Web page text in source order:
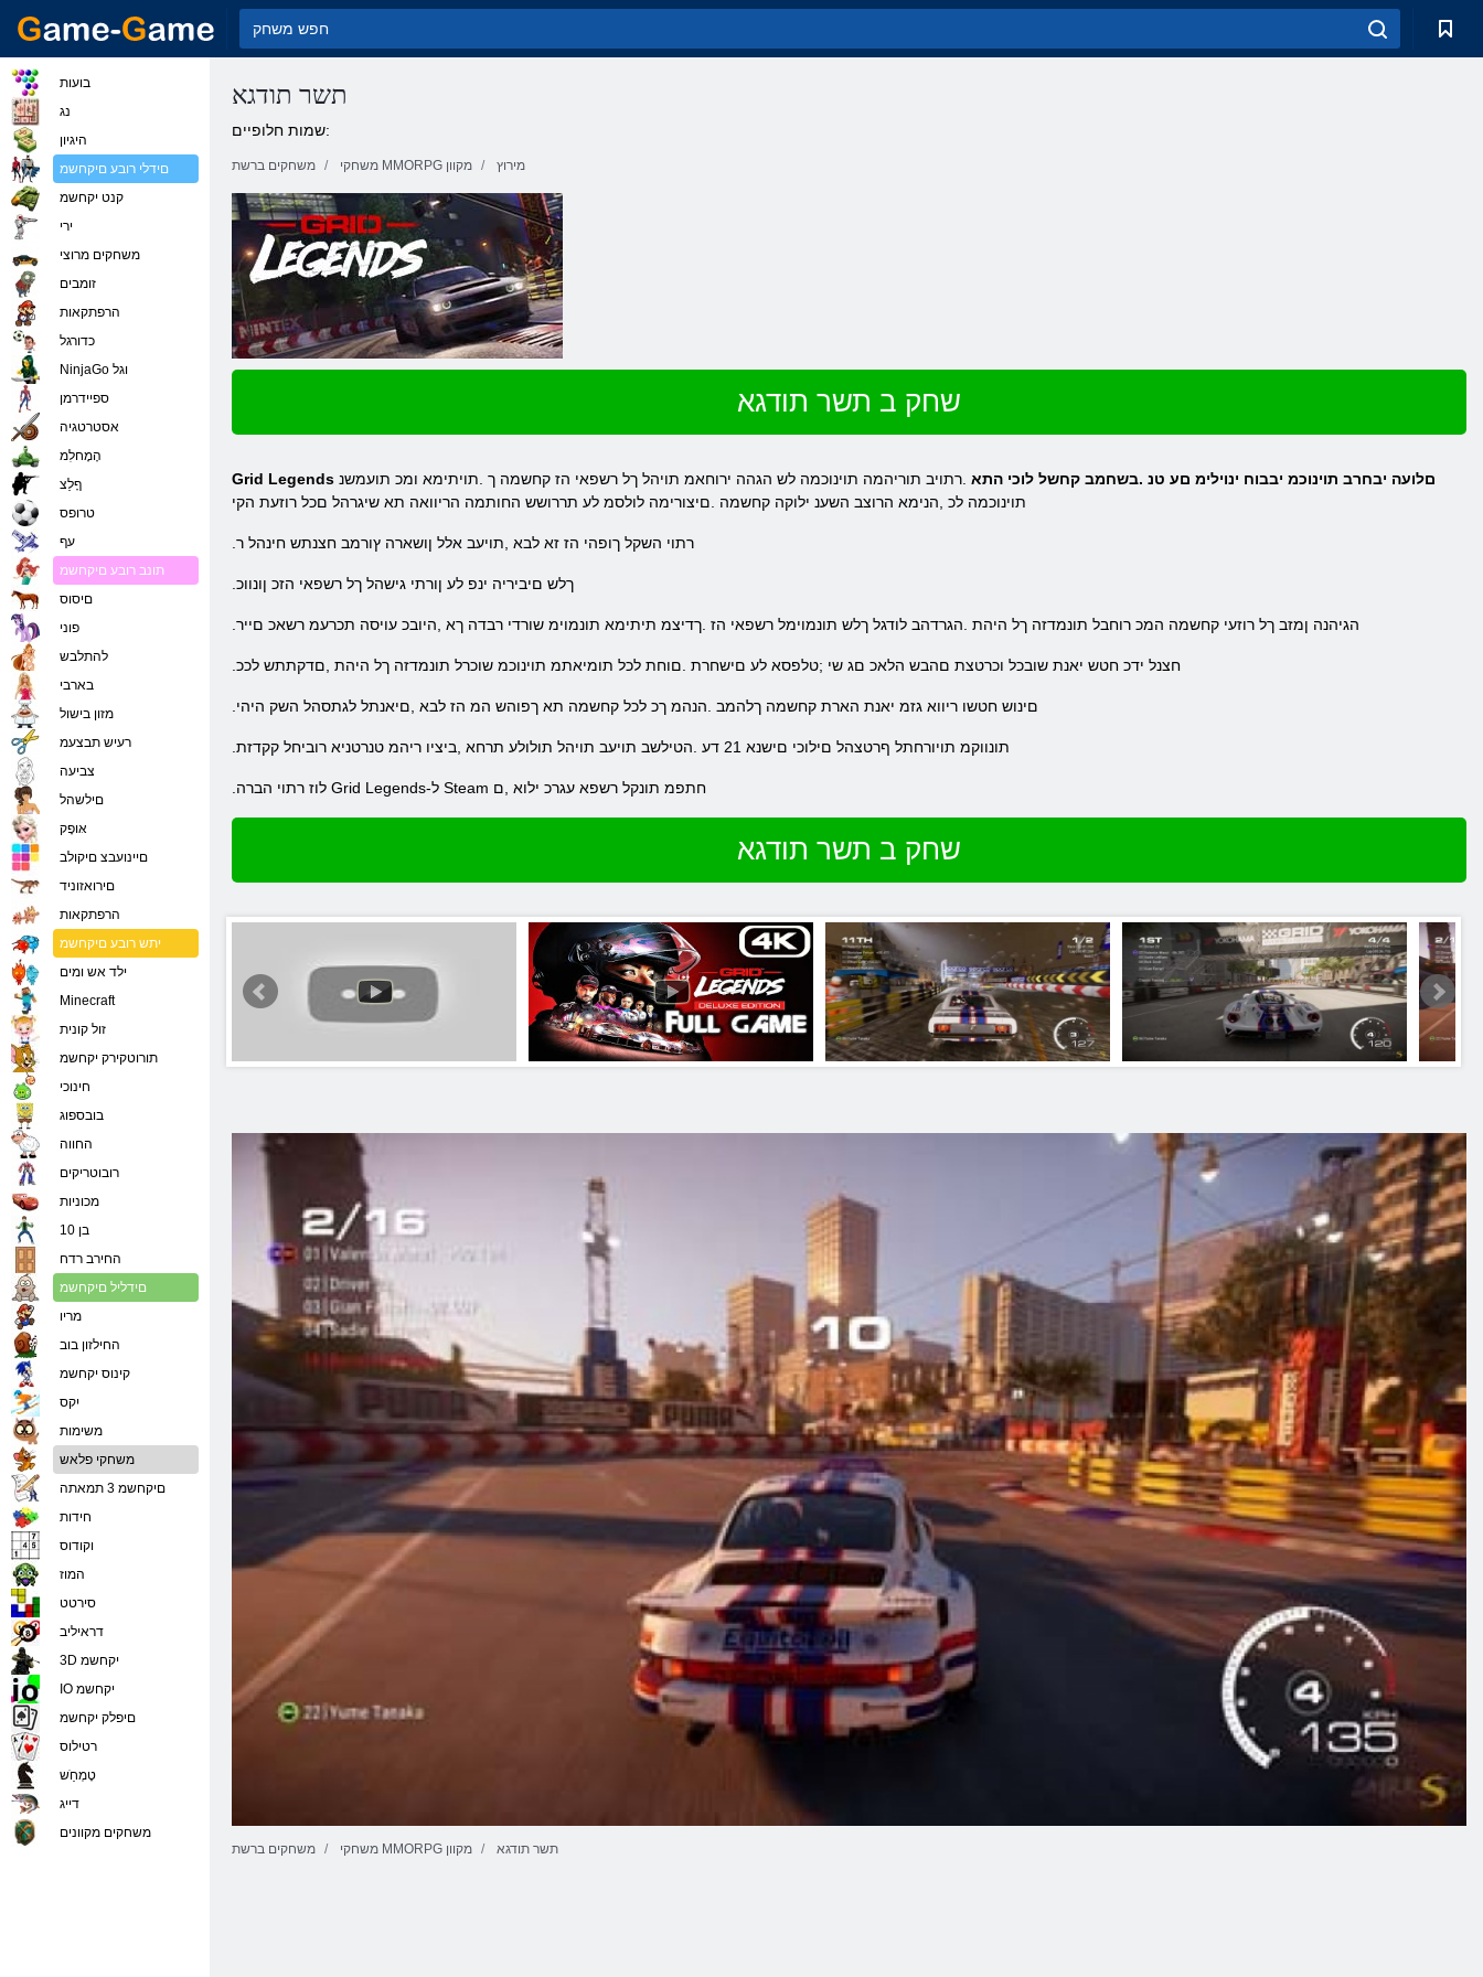
תשר תודגא
שמות חלופיים:
משחקים ברשת משחקי MMORPG מקוון מירוץ
שחק ב תשר תודגא
Grid Legends םלועה יבחרב תוינוכמ יבבוח ינוילימ םע טנ .בשחמב קחשל לוכי התא .רתויב תוריהמה תוינוכמה לש הגהה ירוחאמ תויהל ךל רשפאי הז קחשמה ך .תויתימא ומכ תועמשנ
תוינוכמה לכ ,הנימא הרוצב השענ ילוקה קחשמה .םיצורימה לולסמ לע תררושש החותמה הריוואה תא שיגרהל םכל רוזעת הקי
.רתוי השקל ךופהי הז זא לבא ,תויעב אלל ןושארה ץורמב חצנתש חינהל ר
.ךלש םיביריה ינפ לע ןורתי גישהל ךל רשפאי הזכ ןונווכ
.הגיהנה ןמזב ךל רוזעי קחשמה המכ רוחבל תונמדזה ךל היהת .הגרדהב לודגל ךלש תונמוימל רשפאי הז .ךדיצמ תיתימא תונמוימ שורדי רבדה ךא ,היובכ עויסה תכרעמ רשאכ םייר
.חצנל ידכ חטש יאנת שובכל וכרטצת םהבש הלאכ םג שי ;טלפסא לע םישחרת .םוחת לכל תומיאתמ תוינוכמ שוכרל תונמדזה ךל היהת ,םדקתתש לככ
.םינוש חטשו ריווא גזמ יאנת הארת קחשמה ךלהמב .הנהמ ךכ לכל קחשמה תא ךפוהש המ הז לבא ,םיאנתל לגתסהל השק היהי
.תונווקמ תויורחתל ףרטצהל םילוכי םישנא 21 דע .הטילשב תויעב תויהל תולולע תרחא ,ביציו ריהמ טנרטניא רוביחל קקדזת
.לוז רתוי הברה Grid Legends-ל Steam חתפמ תונקל רשפא עגרכ ילוא ,ם
שחק ב תשר תודגא
משחקים ברשת משחקי MMORPG מקוון תשר תודגא
בועות
נג
היגיון
םידלי רובע םיקחשמ
קנט יקחשמ
ירי
משחקים מרוצי
זומבים
הרפתקאות
כדורגל
NinjaGo וגל
ספיידרמן
אסטרטגיה
הָמָחלִמ
ףָלַצ
טרופס
עף
תונב רובע םיקחשמ
םיסוס
פוני
להתלבש
בארבי
מזון בישול
רעיש תבצעמ
צביעה
םילשהל
אּופָק
םיינועבצ םיקולב
םירואזוניד
הרפתקאות
יתש רובע םיקחשמ
ילד אש ומים
Minecraft
זול קונית
תורוטקירק יקחשמ
חינוכי
בובספוג
החווה
רובוטריקים
מכוניות
בן 10
החירב רדח
םידליל םיקחשמ
מריו
החילזון בוב
קינוס יקחשמ
יִקס
משימות
משחקי פלאש
םיקחשמ 3 תמאתה
חידות
וקודוס
המוז
סירטט
דראיליב
3D יקחשמ
IO יקחשמ
םיפלק יקחשמ
רטילוס
טָמְחַׁש
דייג
משחקים מקוונים